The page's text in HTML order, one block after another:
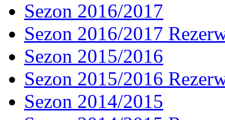
Sezon 2016/2017
Sezon 2016/2017
Sezon 2015/2016
Sezon 2015/2016
Sezon 2014/2015